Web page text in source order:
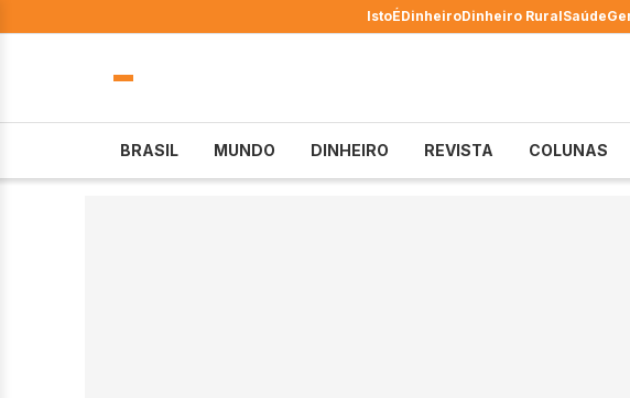
IstoÉDinheiroDinheiro RuralSaúde
BRASIL MUNDO DINHEIRO REVISTA COLUNAS